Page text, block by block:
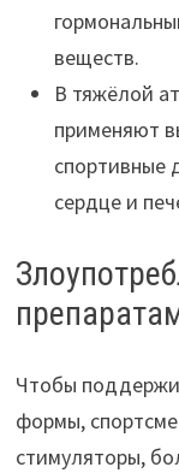
веществ.
В тяжёлой
применяют
спортивные
сердце и
Чтобы
формы,
стимуляторы,